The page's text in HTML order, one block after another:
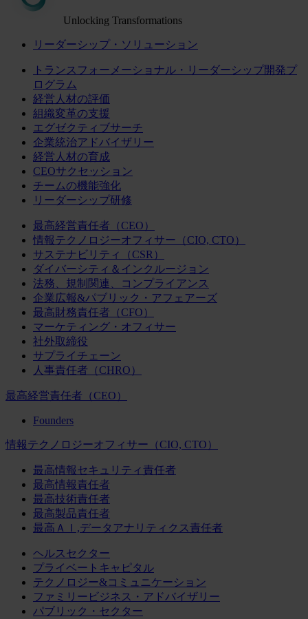
Unlocking Transformations
リーダーシップ・ソリューション
トランスフォーメーショナル・リーダーシップ開発プ
ログラム
経営人材の評価
組織変革の支援
エグゼクティブサーチ
企業統治アドバイザリー
経営人材の育成
CEOサクセッション
チームの機能強化
リーダーシップ研修
最高経営責任者（CEO）
情報テクノロジーオフィサー（CIO, CTO）
サステナビリティ（CSR）
ダイバーシティ＆インクルージョン
法務、規制関連、コンプライアンス
企業広報&パブリック・アフェアーズ
最高財務責任者（CFO）
マーケティング・オフィサー
社外取締役
サプライチェーン
人事責任者（CHRO）
最高経営責任者（CEO）
Founders
情報テクノロジーオフィサー（CIO, CTO）
最高情報セキュリティ責任者
最高情報責任者
最高技術責任者
最高製品責任者
最高ＡＩ,データアナリティクス責任者
ヘルスセクター
プライベートキャピタル
テクノロジー&コミュニケーション
ファミリービジネス・アドバイザリー
パブリック・セクター